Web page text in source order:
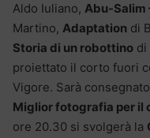
Aldo Iuliano, Abu-Salim
Martino, Adaptation di
Storia di un robottino di
proiettato il corto fuori
Vigore. Sarà
Miglior fotografia per il
ore 20.30 si svolgerà la